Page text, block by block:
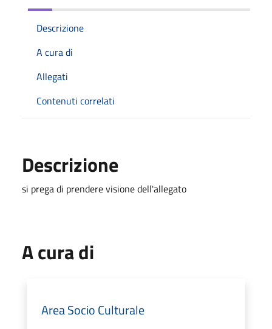
Descrizione
A cura di
Allegati
Contenuti correlati
Descrizione
si prega di prendere visione dell'allegato
A cura di
Area Socio Culturale